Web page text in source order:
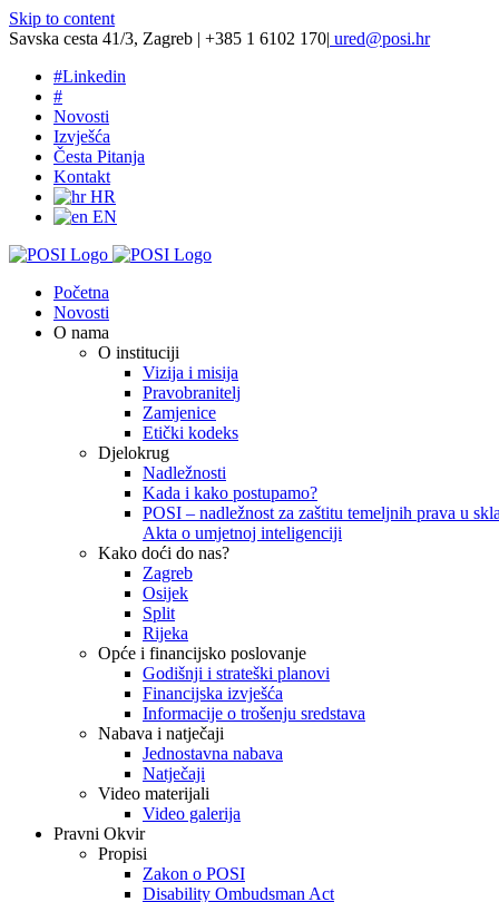
Skip to content
Savska cesta 41/3, Zagreb | +385 1 6102 170| ured@posi.hr
#Linkedin
#
Novosti
Izvješća
Česta Pitanja
Kontakt
HR
EN
Početna
Novosti
O nama
O instituciji
Vizija i misija
Pravobranitelj
Zamjenice
Etički kodeks
Djelokrug
Nadležnosti
Kada i kako postupamo?
POSI – nadležnost za zaštitu temeljnih prava u
Akta o umjetnoj inteligenciji
Kako doći do nas?
Zagreb
Osijek
Split
Rijeka
Opće i financijsko poslovanje
Godišnji i strateški planovi
Financijska izvješća
Informacije o trošenju sredstava
Nabava i natječaji
Jednostavna nabava
Natječaji
Video materijali
Video galerija
Pravni Okvir
Propisi
Zakon o POSI
Disability Ombudsman Act